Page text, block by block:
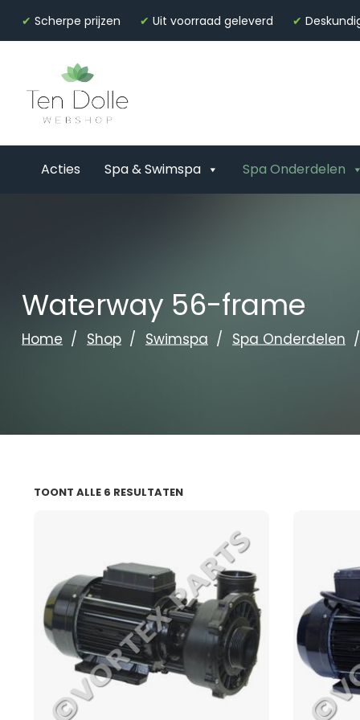
✔ Scherpe prijzen ✔ Uit voorraad geleverd ✔
Acties Spa & Swimspa Spa Onderdelen
Waterway 56-frame
Home Shop Swimspa Spa Onderdelen
TOONT ALLE 6 RESULTATEN